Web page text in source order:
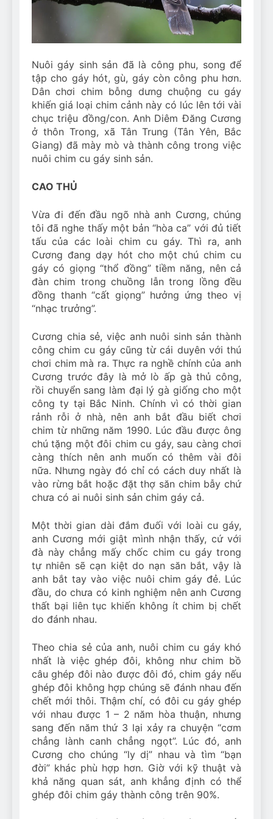
Can Bulldogs Play Fetch?
And How to Train Them!
Groom My Bulldog
7 Năm Ago
Nuôi gáy sinh sản đã là công phu, song để
tập cho gáy hót, gù, gáy còn công phu hơn.
Dân chơi chim bỗng dưng chuộng cu gáy
khiến giá loại chim cảnh này có lúc lên tới vài
chục triệu đồng/con. Anh Diêm Đăng Cương
ở thôn Trong, xã Tân Trung (Tân Yên, Bắc
Giang) đã mày mò và thành công trong việc
nuôi chim cu gáy sinh sản.
CAO THỦ
Vừa đi đến đầu ngõ nhà anh Cương, chúng
tôi đã nghe thấy một bản “hòa ca” với đủ tiết
tấu của các loài chim cu gáy. Thì ra, anh
Cương đang dạy hót cho một chú chim cu
gáy có giọng “thổ đồng” tiềm năng, nên cả
đàn chim trong chuồng lẫn trong lồng đều
đồng thanh “cất giọng” hưởng ứng theo vị
“nhạc trưởng”.
Cương chia sẻ, việc anh nuôi sinh sản thành
công chim cu gáy cũng từ cái duyên với thú
chơi chim mà ra. Thực ra nghề chính của anh
Cương trước đây là mở lò ấp gà thủ công,
rồi chuyển sang làm đại lý gà giống cho một
công ty tại Bắc Ninh. Chính vì có thời gian
rảnh rỗi ở nhà, nên anh bắt đầu biết chơi
chim từ những năm 1990. Lúc đầu được ông
chú tặng một đôi chim cu gáy, sau càng chơi
càng thích nên anh muốn có thêm vài đôi
nữa. Nhưng ngày đó chỉ có cách duy nhất là
vào rừng bắt hoặc đặt thợ săn chim bẫy chứ
chưa có ai nuôi sinh sản chim gáy cả.
Một thời gian dài đắm đuối với loài cu gáy,
anh Cương mới giật mình nhận thấy, cứ với
đà này chẳng mấy chốc chim cu gáy trong
tự nhiên sẽ cạn kiệt do nạn săn bắt, vậy là
anh bắt tay vào việc nuôi chim gáy đẻ. Lúc
đầu, do chưa có kinh nghiệm nên anh Cương
thất bại liên tục khiến không ít chim bị chết
do đánh nhau.
Theo chia sẻ của anh, nuôi chim cu gáy khó
nhất là việc ghép đôi, không như chim bồ
câu ghép đôi nào được đôi đó, chim gáy nếu
ghép đôi không hợp chúng sẽ đánh nhau đến
chết mới thôi. Thậm chí, có đôi cu gáy ghép
với nhau được 1 – 2 năm hòa thuận, nhưng
sang đến năm thứ 3 lại xảy ra chuyện “cơm
chẳng lành canh chẳng ngọt”. Lúc đó, anh
Cương cho chúng “ly dị” nhau và tìm “bạn
đời” khác phù hợp hơn. Giờ với kỹ thuật và
khả năng quan sát, anh khẳng định có thể
ghép đôi chim gáy thành công trên 90%.